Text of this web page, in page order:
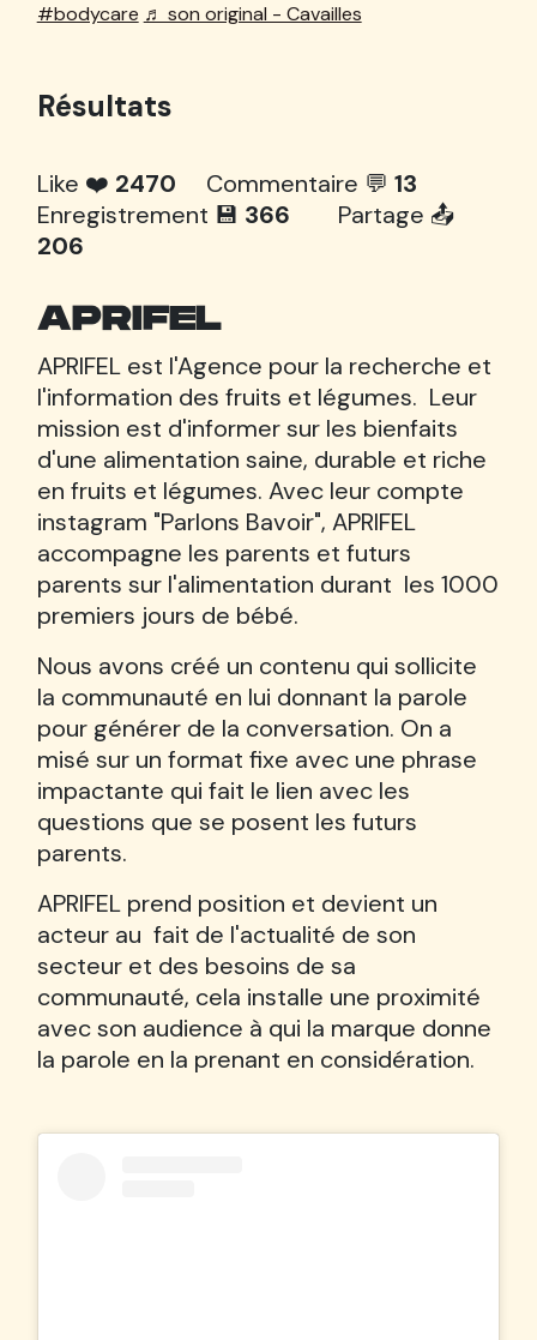
#bodycare ♬ son original - Cavailles
Résultats
Like ❤️ 2470 Commentaire 💬 13
Enregistrement 💾 366
Partage 📤
206
APRIFEL
APRIFEL est l'Agence pour la recherche et
l'information des fruits et légumes. Leur
mission est d'informer sur les bienfaits
d'une alimentation saine, durable et riche
en fruits et légumes. Avec leur compte
instagram "Parlons Bavoir", APRIFEL
accompagne les parents et futurs
parents sur l'alimentation durant les 1000
premiers jours de bébé.
Nous avons créé un contenu qui sollicite
la communauté en lui donnant la parole
pour générer de la conversation. On a
misé sur un format fixe avec une phrase
impactante qui fait le lien avec les
questions que se posent les futurs
parents.
APRIFEL prend position et devient un
acteur au fait de l'actualité de son
secteur et des besoins de sa
communauté, cela installe une proximité
avec son audience à qui la marque donne
la parole en la prenant en considération.